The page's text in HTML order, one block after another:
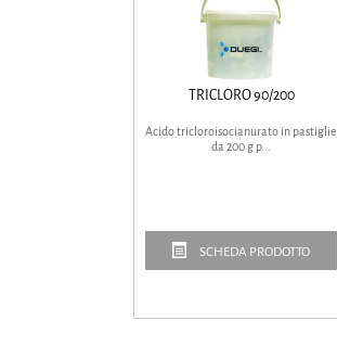
TRICLORO 90/200
Acido tricloroisocianurato in pastiglie
da 200 g p...
SCHEDA PRODOTTO